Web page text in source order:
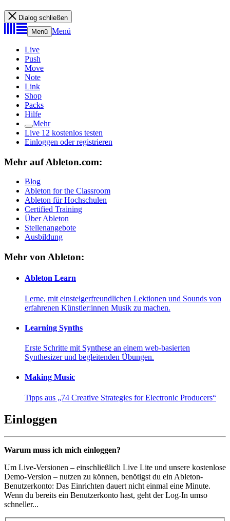
Dialog schließen
Menü Menü
Live
Push
Move
Note
Link
Shop
Packs
Hilfe
Mehr
Live 12 kostenlos testen
Einloggen oder registrieren
Mehr auf Ableton.com:
Blog
Ableton for the Classroom
Ableton für Hochschulen
Certified Training
Über Ableton
Stellenangebote
Ausbildung
Mehr von Ableton:
Ableton Learn
Lerne, mit einsteigerfreundlichen Lektionen und Sounds von
erfahrenen Künstler:innen Musik zu machen.
Learning Synths
Erste Schritte mit Synthese an einem web-basierten
Synthesizer und begleitenden Übungen.
Making Music
Tipps aus „74 Creative Strategies for Electronic Producers“
Einloggen
Warum muss ich mich einloggen?
Um Live-Versionen – einschließlich Live Lite und unsere kostenlose
Demo-Version – nutzen zu können, benötigst du ein Ableton-
Benutzerkonto: Das Einrichten dauert nicht einmal eine Minute.
Wenn du bereits ein Benutzerkonto hast, geht der Log-In umso
schneller...